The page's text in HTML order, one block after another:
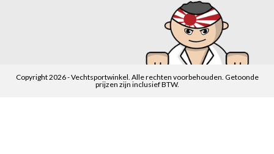
Copyright 2026 - Vechtsportwinkel. Alle rechten voorbehouden. Getoonde
prijzen zijn inclusief BTW.